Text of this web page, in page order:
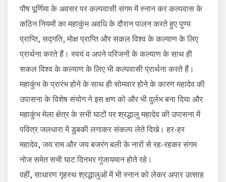
पौष पूर्णिमा के अवसर पर कल्पवासी संगम में स्नान कर कल्पवास के
कठिन नियमों का महाकुंभ अवधि के दौरान पालन करते हुए पुण्य
प्राप्ति, सद्गति, मोक्ष प्राप्ति और सकल विश्व के कल्याण के लिए
प्रार्थना करते हैं। स्वयं व अपने परिजनों के कल्याण के साथ ही
सकल विश्व के कल्याण के लिए भी कल्पवासी प्रार्थना करते हैं।
महाकुंभ के प्रारंभ होने के साथ ही सोमवार होने के कारण महादेव की
उपासना के विशेष संयोग ने इस क्षण को और भी दुर्लभ बना दिया और
महाकुंभ मेला क्षेत्र के सभी घाटों पर श्रद्धालु महादेव की उपासना में
पवित्र जलधारा में डुबकी लगाकर संकल्प लेते दिखे। हर-हर
महादेव, जय राम और जय बजरंग बली के नारों से रह-रहकर संगम
नोज समेत सभी घाट दिनभर गुंजायमान होते रहे।
वहीं, साधारण गृहस्थ श्रद्धालुओं में भी स्नान को लेकर अपार उत्साह